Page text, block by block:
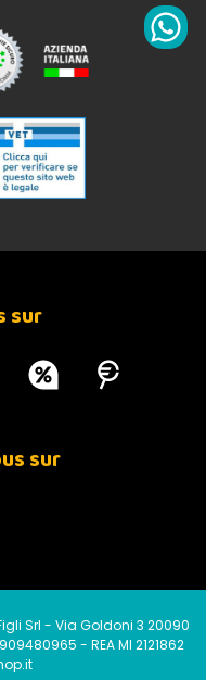
sur
sur
Srl - Via Goldoni 3 20090
- REA MI 2121862